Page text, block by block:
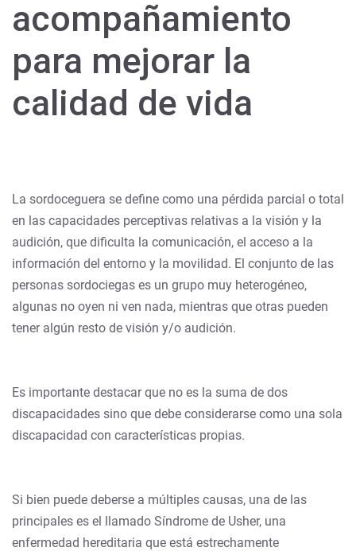
acompañamiento
para mejorar la
calidad de vida
La sordoceguera se define como una pérdida parcial o total
en las capacidades perceptivas relativas a la visión y la
audición, que dificulta la comunicación, el acceso a la
información del entorno y la movilidad. El conjunto de las
personas sordociegas es un grupo muy heterogéneo,
algunas no oyen ni ven nada, mientras que otras pueden
tener algún resto de visión y/o audición.
Es importante destacar que no es la suma de dos
discapacidades sino que debe considerarse como una sola
discapacidad con características propias.
Si bien puede deberse a múltiples causas, una de las
principales es el llamado Síndrome de Usher, una
enfermedad hereditaria que está estrechamente